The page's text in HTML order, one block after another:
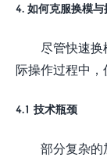
4. 如何克服换模
尽管快速
际操作过程中，
4.1 技术瓶颈
部分复杂的